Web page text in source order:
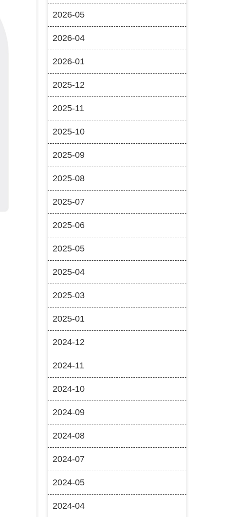
2026-05
2026-04
2026-01
2025-12
2025-11
2025-10
2025-09
2025-08
2025-07
2025-06
2025-05
2025-04
2025-03
2025-01
2024-12
2024-11
2024-10
2024-09
2024-08
2024-07
2024-05
2024-04